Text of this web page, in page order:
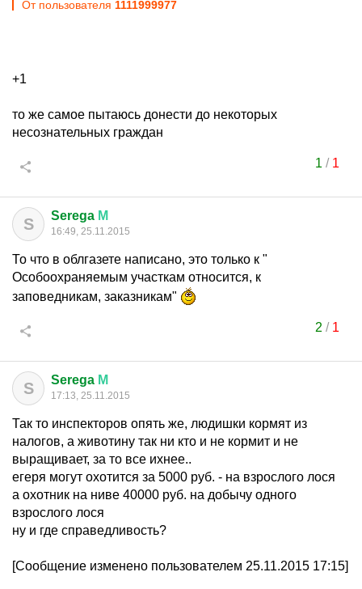
От пользователя 1111999977
+1
то же самое пытаюсь донести до некоторых
несознательных граждан
1 / 1
S Serega М
16:49, 25.11.2015
То что в облгазете написано, это только к "
Особоохраняемым участкам относится, к
заповедникам, заказникам"
2 / 1
S Serega М
17:13, 25.11.2015
Так то инспекторов опять же, людишки кормят из
налогов, а животину так ни кто и не кормит и не
выращивает, за то все ихнее..
егеря могут охотится за 5000 руб. - на взрослого лося
а охотник на ниве 40000 руб. на добычу одного
взрослого лося
ну и где справедливость?
[Сообщение изменено пользователем 25.11.2015 17:15]